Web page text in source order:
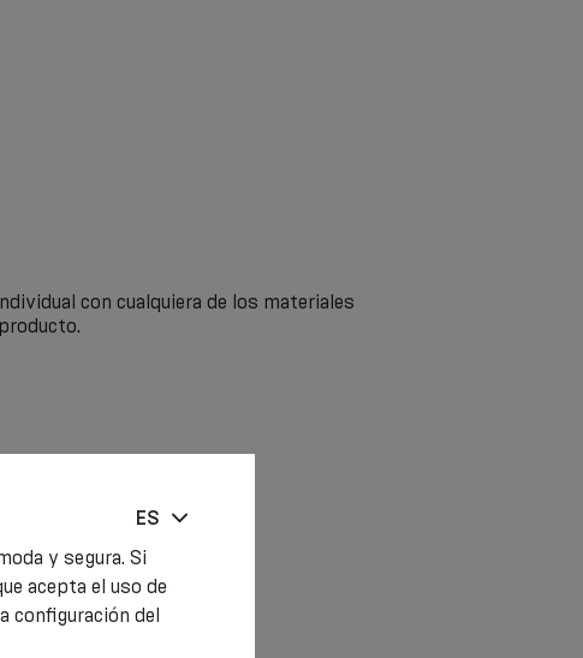
con cualquiera de los materiales
ES
y segura. Si
acepta el uso de
configuración del